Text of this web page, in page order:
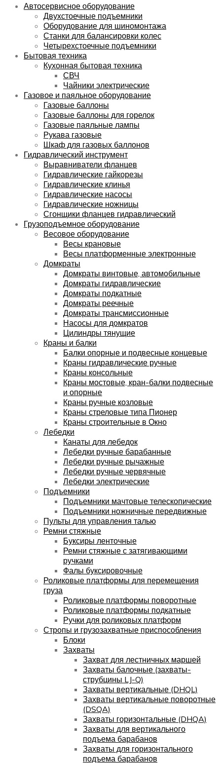
Автосервисное оборудование
Двухстоечные подъемники
Оборудование для шиномонтажа
Станки для балансировки колес
Четырехстоечные подъемники
Бытовая техника
Кухонная бытовая техника
СВЧ
Чайники электрические
Газовое и паяльное оборудование
Газовые баллоны
Газовые баллоны для горелок
Газовые паяльные лампы
Рукава газовые
Шкаф для газовых баллонов
Гидравлический инструмент
Выравниватели фланцев
Гидравлические гайкорезы
Гидравлические клинья
Гидравлические насосы
Гидравлические ножницы
Сгонщики фланцев гидравлический
Грузоподъемное оборудование
Весовое оборудование
Весы крановые
Весы платформенные электронные
Домкраты
Домкраты винтовые, автомобильные
Домкраты гидравлические
Домкраты подкатные
Домкраты реечные
Домкраты трансмиссионные
Насосы для домкратов
Цилиндры тянущие
Краны и балки
Балки опорные и подвесные концевые
Краны гидравлические ручные
Краны консольные
Краны мостовые, кран-балки подвесные
и опорные
Краны ручные козловые
Краны стреловые типа Пионер
Краны строительные в Окно
Лебедки
Канаты для лебедок
Лебедки ручные барабанные
Лебедки ручные рычажные
Лебедки ручные червячные
Лебедки электрические
Подъемники
Подъемники мачтовые телескопические
Подъемники ножничные передвижные
Пульты для управления талью
Ремни стяжные
Буксиры ленточные
Ремни стяжные с затягивающими
ручками
Фалы буксировочные
Роликовые платформы для перемещения
груза
Роликовые платформы поворотные
Роликовые платформы подкатные
Ручки для роликовых платформ
Стропы и грузозахватные приспособления
Блоки
Захваты
Захват для лестничных маршей
Захваты балочные (захваты-
струбцины LJ-Q)
Захваты вертикальные (DHQL)
Захваты вертикальные поворотные
(DSQA)
Захваты горизонтальные (DHQA)
Захваты для вертикального
подъема барабанов
Захваты для горизонтального
подъема барабанов